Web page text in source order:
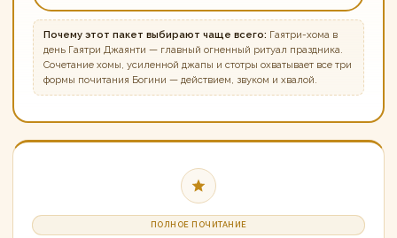
Почему этот пакет выбирают чаще всего: Гаятри-хома в
день Гаятри Джаянти — главный огненный ритуал праздника.
Сочетание хомы, усиленной джапы и стотры охватывает все три
формы почитания Богини — действием, звуком и хвалой.
ПОЛНОЕ ПОЧИТАНИЕ